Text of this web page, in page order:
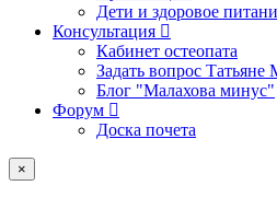
Дети и здоровое
Консультация
Кабинет остеопата
Задать вопрос Татьяне
Блог "Малахова минус"
Форум
Доска почета
×